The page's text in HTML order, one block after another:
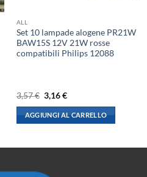
ALL
Set 10 lampade alogene PR21W
BAW15S 12V 21W rosse
compatibili Philips 12088
3,57€ Il
prezzo
originale
era:
3,57 €.
3,16€Il
attuale
è:
3,16 €.
AGGIUNGI AL CARRELLO